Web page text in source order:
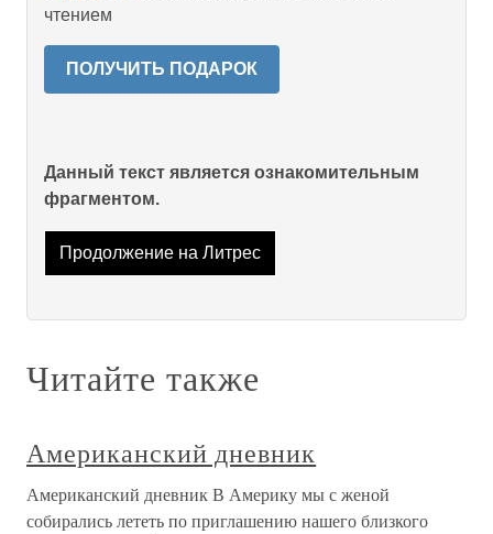
чтением
ПОЛУЧИТЬ ПОДАРОК
Данный текст является ознакомительным
фрагментом.
Продолжение на Литрес
Читайте также
Американский дневник
Американский дневник В Америку мы с женой
собирались лететь по приглашению нашего близкого